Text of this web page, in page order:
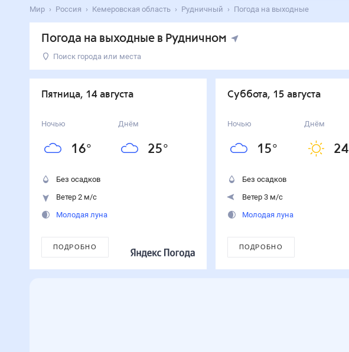
Мир Россия Кемеровская область Рудничный Погода на выходные
Погода на выходные в Рудничном
Поиск города или места
День
Пятница
14 августа
3м/с
Воскресенье
пятница, 14 августа
Ночью
16°
Днём
25°
Без осадков
Ветер 2 м/с
Молодая луна
ПОДРОБНО
суббота, 15 августа
Ночью
15°
Днём
24
Без осадков
Ветер 3 м/с
Молодая луна
ПОДРОБНО